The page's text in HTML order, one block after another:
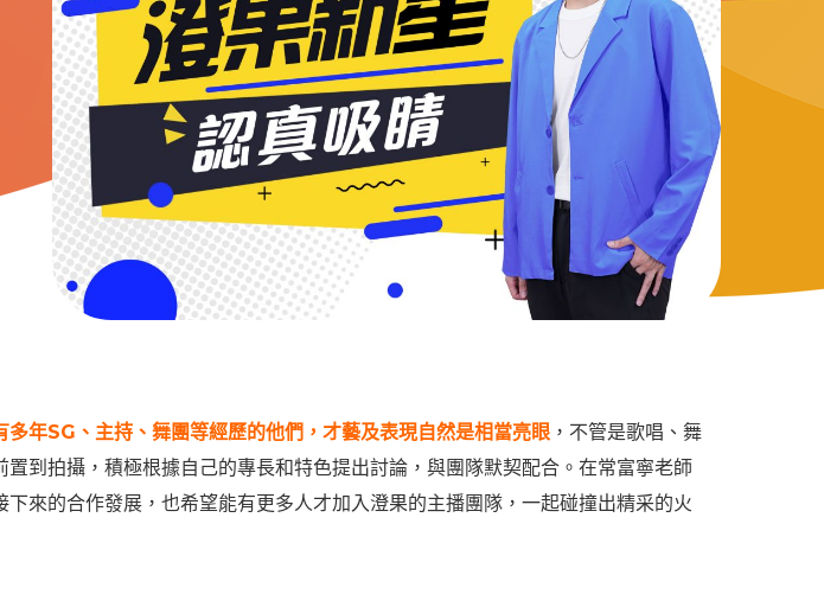
年SG、主持、舞團等經歷的他們，才藝及表現自然是相當亮眼 ，不管是歌唱、舞
到拍攝，積極根據自己的專長和特色提出討論，與團隊默契配合。在常富寧老師
來的合作發展，也希望能有更多人才加入澄果的主播團隊，一起碰撞出精采的火